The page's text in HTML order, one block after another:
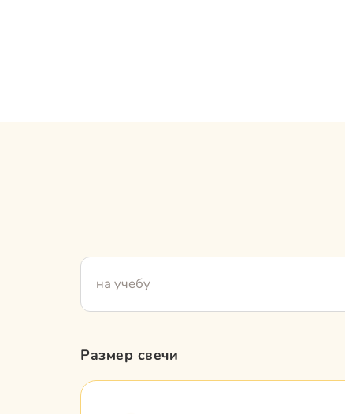
на учебу
Размер свечи